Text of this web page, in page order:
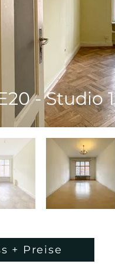
- Studio 1
+ Preise